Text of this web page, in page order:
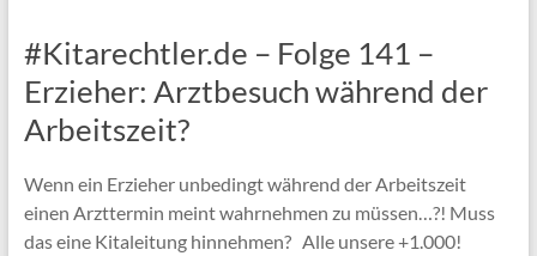
#Kitarechtler.de – Folge 141 –
Erzieher: Arztbesuch während der
Arbeitszeit?
Wenn ein Erzieher unbedingt während der Arbeitszeit
einen Arzttermin meint wahrnehmen zu müssen…?! Muss
das eine Kitaleitung hinnehmen? Alle unsere +1.000!